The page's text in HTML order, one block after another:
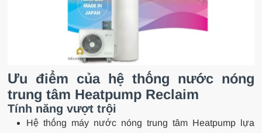
Ưu điểm của hệ thống nước nóng
trung tâm Heatpump Reclaim
Tính năng vượt trội
Hệ thống máy nước nóng trung tâm Heatpump lựa